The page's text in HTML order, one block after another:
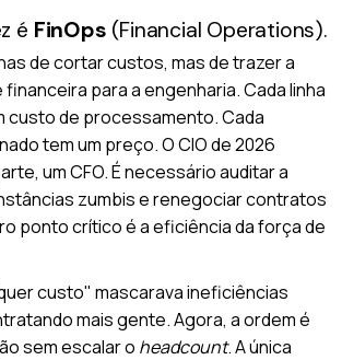
é FinOps (Financial Operations).
de cortar custos, mas de trazer a
para a engenharia. Cada linha
custo de processamento. Cada
tem um preço. O CIO de 2026
um CFO. É necessário auditar a
zumbis e renegociar contratos
ponto crítico é a eficiência da força de
custo" mascarava ineficiências
mais gente. Agora, a ordem é
sem escalar o headcount. A única